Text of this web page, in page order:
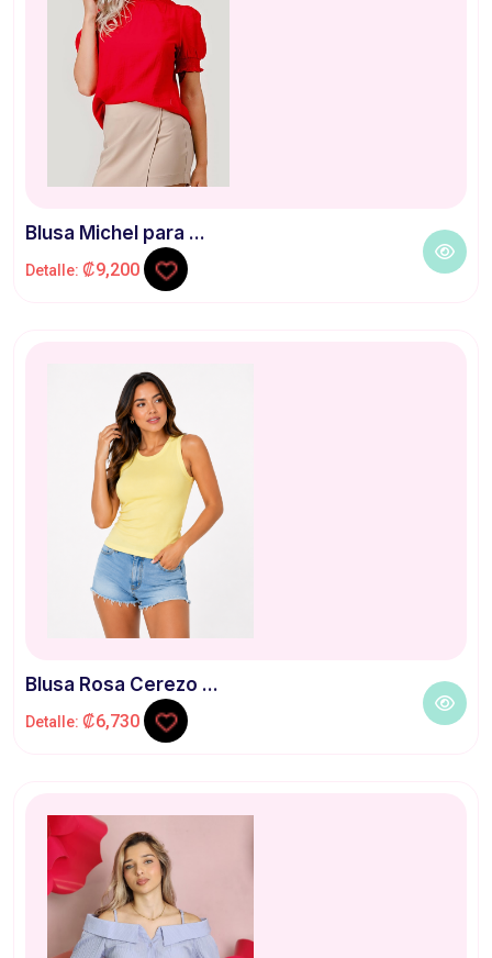
Blusa Michel para ...
Detalle: ₡9,200
Blusa Rosa Cerezo ...
Detalle: ₡6,730